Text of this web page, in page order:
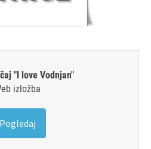
"I love Vodnjan"
izložba
Pogledaj